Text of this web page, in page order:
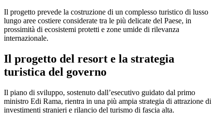
Il progetto prevede la costruzione di un complesso turistico di lusso
lungo aree costiere considerate tra le più delicate del Paese, in
prossimità di ecosistemi protetti e zone umide di rilevanza
internazionale.
Il progetto del resort e la strategia
turistica del governo
Il piano di sviluppo, sostenuto dall’esecutivo guidato dal primo
ministro Edi Rama, rientra in una più ampia strategia di attrazione di
investimenti stranieri e rilancio del turismo di fascia alta.